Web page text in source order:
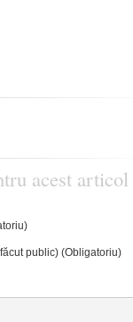
acest articol
public) (Obligatoriu)